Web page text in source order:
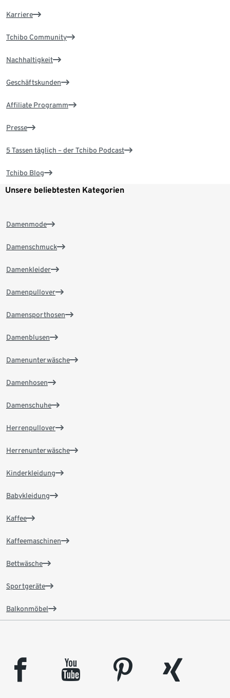
Karriere
Tchibo Community
Nachhaltigkeit
Geschäftskunden
Affiliate Programm
Presse
5 Tassen täglich – der Tchibo Podcast
Tchibo Blog
Unsere beliebtesten Kategorien
Damenmode
Damenschmuck
Damenkleider
Damenpullover
Damensporthosen
Damenblusen
Damenunterwäsche
Damenhosen
Damenschuhe
Herrenpullover
Herrenunterwäsche
Kinderkleidung
Babykleidung
Kaffee
Kaffeemaschinen
Bettwäsche
Sportgeräte
Balkonmöbel
facebook youtube pinterest
xing